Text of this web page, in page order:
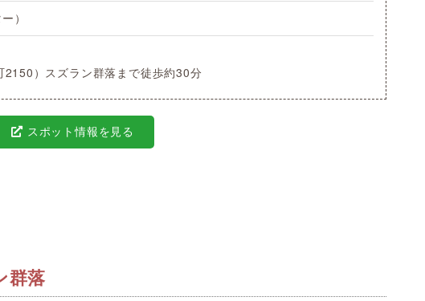
）
）スズラン群落まで徒歩約30分
スポット情報を見る
群落